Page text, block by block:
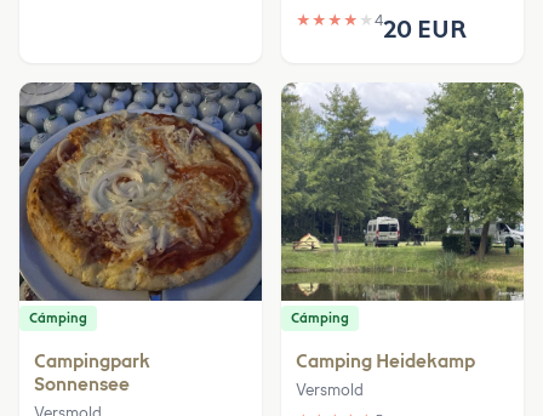
★ ★ ★ ★ ★ 420 EUR
Cámping
Campingpark
Sonnensee
Versmold
Cámping
Camping Heidekamp
Versmold